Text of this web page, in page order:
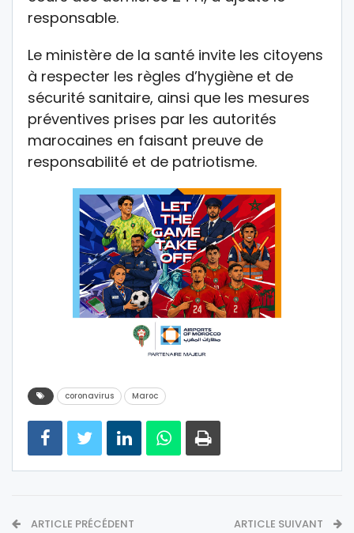
responsable.
Le ministère de la santé invite les citoyens
à respecter les règles d’hygiène et de
sécurité sanitaire, ainsi que les mesures
préventives prises par les autorités
marocaines en faisant preuve de
responsabilité et de patriotisme.
coronavirus Maroc
ARTICLE PRÉCÉDENT ARTICLE SUIVANT